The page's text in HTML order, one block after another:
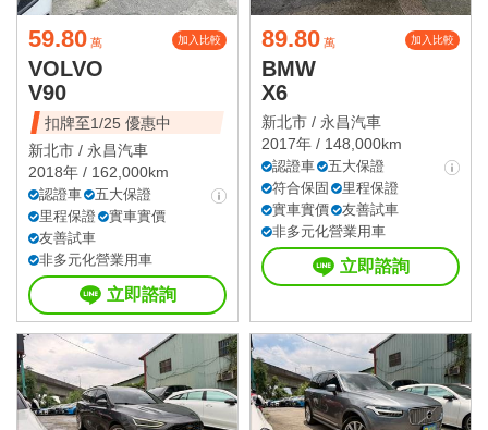
59.80 萬 加入比較
VOLVO
V90
扣牌至1/25 優惠中
新北市 / 永昌汽車
2018年 / 162,000km
認證車
五大保證
里程保證
實車實價
友善試車
非多元化營業用車
立即諮詢
89.80 萬 加入比較
BMW
X6
新北市 / 永昌汽車
2017年 / 148,000km
認證車
五大保證
符合保固
里程保證
實車實價
友善試車
非多元化營業用車
立即諮詢